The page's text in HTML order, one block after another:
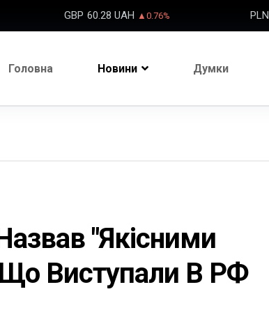
GBP 60.28 UAH ▲0.76% PLN
Головна Новини Думки
"якісними
Що Виступали В РФ